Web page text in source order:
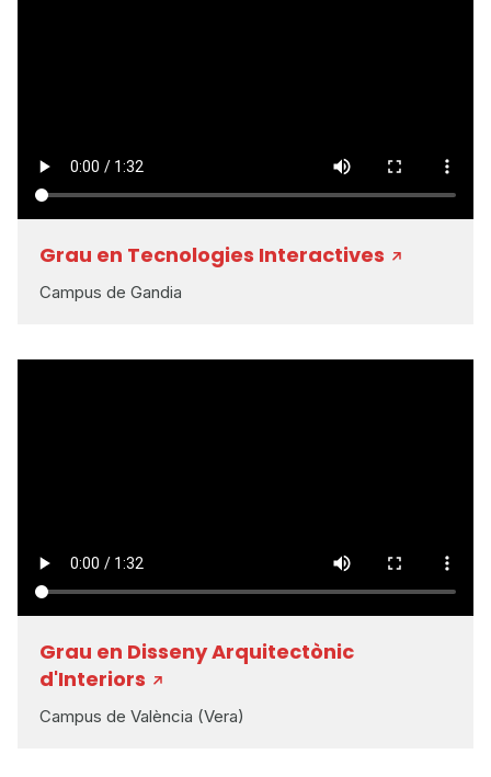
Grau en Tecnologies Interactives
Campus de Gandia
Grau en Disseny Arquitectònic
d'Interiors
Campus de València (Vera)